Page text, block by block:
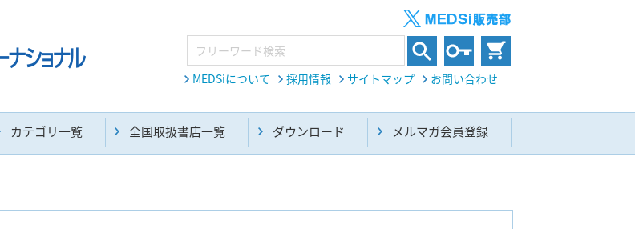
MEDSiについて 採用情報 サイトマップ お問い合わせ
カテゴリ一覧 全国取扱書店一覧 ダウンロード メルマガ会員登録